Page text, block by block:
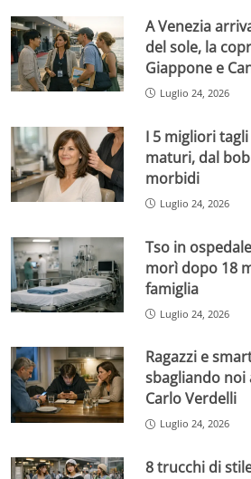
A Venezia
del sole, la
Giappone e
Luglio 24, 2026
I 5 migliori
maturi, dal
morbidi
Luglio 24, 2026
Tso in
morì dopo 18
famiglia
Luglio 24, 2026
Ragazzi e
sbagliando
Carlo Verdelli
Luglio 24, 2026
8 trucchi di